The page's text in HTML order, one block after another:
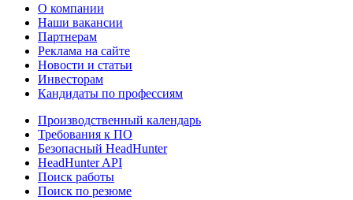
О компании
Наши вакансии
Партнерам
Реклама на сайте
Новости и статьи
Инвесторам
Кандидаты по профессиям
Производственный календарь
Требования к ПО
Безопасный HeadHunter
HeadHunter API
Поиск работы
Поиск по резюме